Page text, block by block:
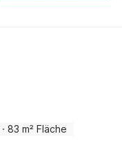
· 83 m² Fläche